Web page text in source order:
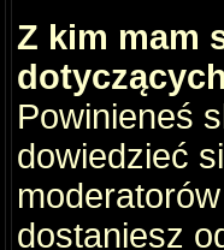
Z kim mam
Powinieneś
dowiedzieć
dostaniesz